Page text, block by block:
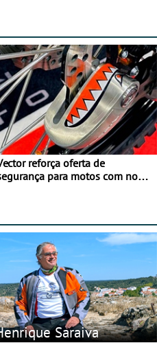
reforça oferta de
para motos com nova
Saraiva